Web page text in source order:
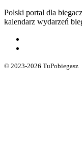
Polski portal dla
kalendarz wydarzeń
© 2023-2026 TuPobiegasz